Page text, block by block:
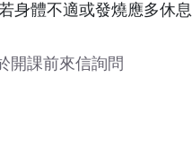
身體不適或發燒應多休息
開課前來信詢問